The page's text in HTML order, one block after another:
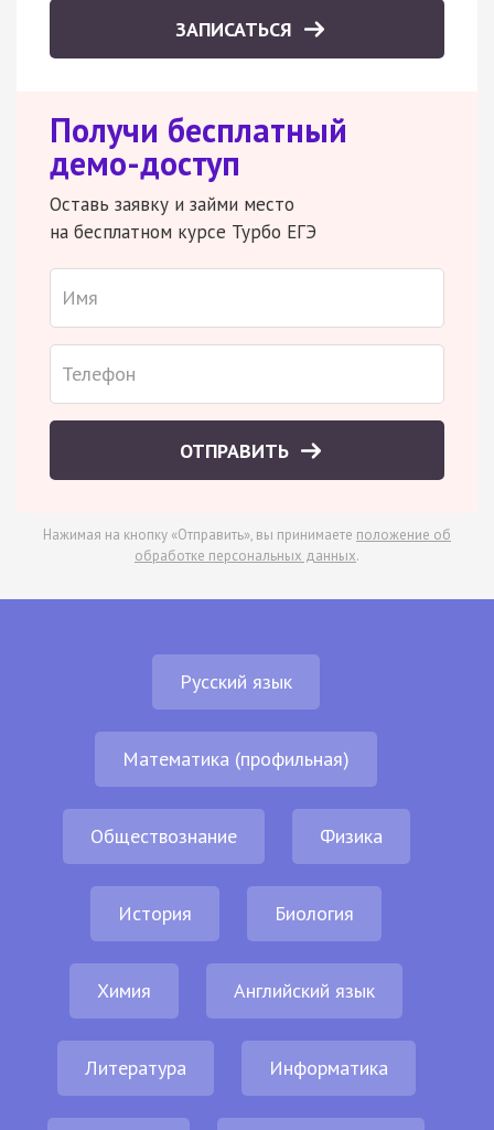
ЗАПИСАТЬСЯ
Получи бесплатный
демо-доступ
Оставь заявку и займи место
на бесплатном курсе Турбо ЕГЭ
ОТПРАВИТЬ
Нажимая на кнопку «Отправить», вы принимаете положение об
обработке персональных данных.
Русский язык
Математика (профильная)
Обществознание Физика
История Биология
Химия Английский язык
Литература Информатика